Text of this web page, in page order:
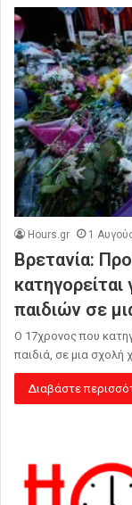
Hours.gr 1
Βρετανία:
παιδιών σε
Ο 17χρονος που
παιδιά, σε μια
Διαβάστε